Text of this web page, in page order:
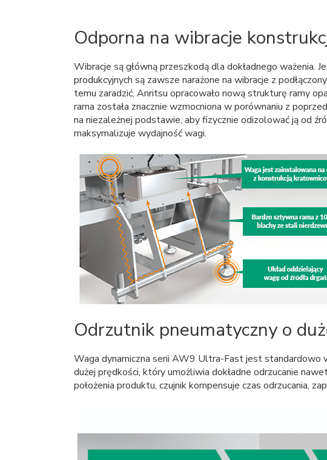
Odporna na wibracje
Wibracje są główną przeszkodą dla dokładnego ważenia.
produkcyjnych są zawsze narażone na wibracje z
temu zaradzić, Anritsu opracowało nową strukturę ramy
rama została znacznie wzmocniona w porównaniu z
na niezależnej podstawie, aby fizycznie odizolować ją od
maksymalizuje wydajność wagi.
Odrzutnik pneumatyczny o
Waga dynamiczna serii AW9 Ultra-Fast jest standardowo
dużej prędkości, który umożliwia dokładne odrzucanie
położenia produktu, czujnik kompensuje czas odrzucania,